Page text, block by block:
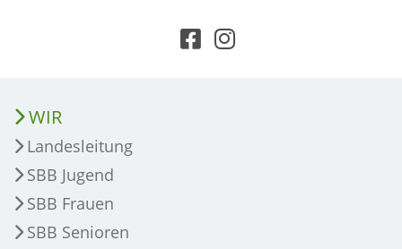
WIR
Landesleitung
SBB Jugend
SBB Frauen
SBB Senioren